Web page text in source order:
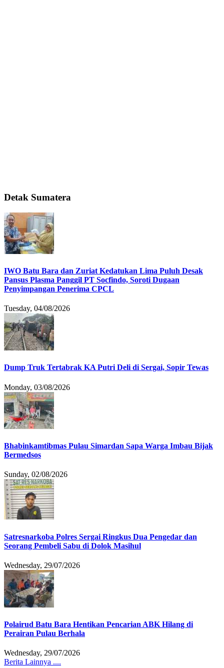
Detak Sumatera
IWO Batu Bara dan Zuriat Kedatukan Lima Puluh Desak
Pansus Plasma Panggil PT Socfindo, Soroti Dugaan
Penyimpangan Penerima CPCL
Tuesday, 04/08/2026
Dump Truk Tertabrak KA Putri Deli di Sergai, Sopir Tewas
Monday, 03/08/2026
Bhabinkamtibmas Pulau Simardan Sapa Warga Imbau Bijak
Bermedsos
Sunday, 02/08/2026
Satresnarkoba Polres Sergai Ringkus Dua Pengedar dan
Seorang Pembeli Sabu di Dolok Masihul
Wednesday, 29/07/2026
Polairud Batu Bara Hentikan Pencarian ABK Hilang di
Perairan Pulau Berhala
Wednesday, 29/07/2026
Berita Lainnya ....